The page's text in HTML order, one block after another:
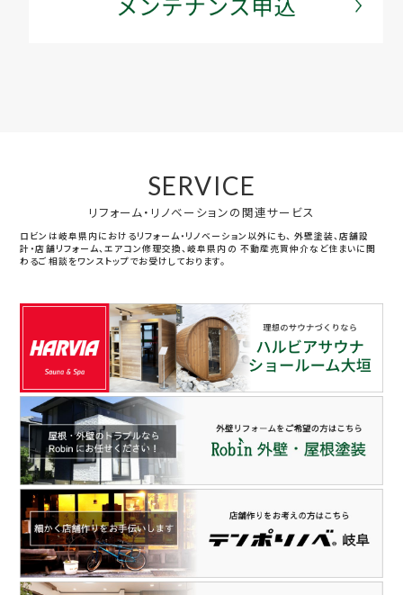
SERVICE
リフォーム・リノベーションの関連サービス
ロビンは岐阜県内におけるリフォーム・リノベーション以外にも、 外壁塗装、店舗設
計・店舗リフォーム、エアコン修理交換、岐阜県内の 不動産売買仲介など住まいに関
わるご相談をワンストップでお受けしております。